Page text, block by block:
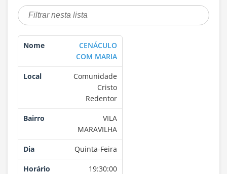
CENÁCULO
COM MARIA
Comunidade
Cristo
Redentor
VILA
MARAVILHA
Quinta-Feira
19:30:00